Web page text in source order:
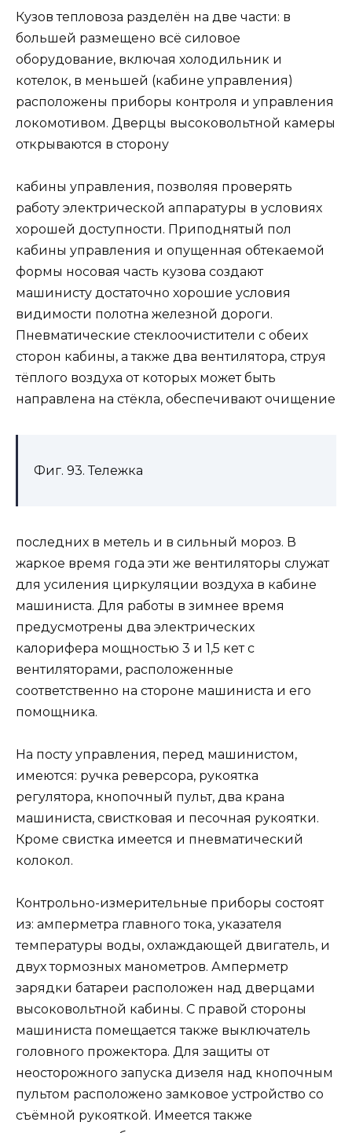
Кузов тепловоза разделён на две части: в
большей размещено всё силовое
оборудование, включая холодильник и
котелок, в меньшей (кабине управления)
расположены приборы контроля и управления
локомотивом. Дверцы высоковольтной камеры
открываются в сторону
кабины управления, позволяя проверять
работу электрической аппаратуры в условиях
хорошей доступности. Приподнятый пол
кабины управления и опущенная обтекаемой
формы носовая часть кузова создают
машинисту достаточно хорошие условия
видимости полотна железной дороги.
Пневматические стеклоочистители с обеих
сторон кабины, а также два вентилятора, струя
тёплого воздуха от которых может быть
направлена на стёкла, обеспечивают очищение
Фиг. 93. Тележка
последних в метель и в сильный мороз. В
жаркое время года эти же вентиляторы служат
для усиления циркуляции воздуха в кабине
машиниста. Для работы в зимнее время
предусмотрены два электрических
калорифера мощностью 3 и 1,5 кет с
вентиляторами, расположенные
соответственно на стороне машиниста и его
помощника.
На посту управления, перед машинистом,
имеются: ручка реверсора, рукоятка
регулятора, кнопочный пульт, два крана
машиниста, свистковая и песочная рукоятки.
Кроме свистка имеется и пневматический
колокол.
Контрольно-измерительные приборы состоят
из: амперметра главного тока, указателя
температуры воды, охлаждающей двигатель, и
двух тормозных манометров. Амперметр
зарядки батареи расположен над дверцами
высоковольтной кабины. С правой стороны
машиниста помещается также выключатель
головного прожектора. Для защиты от
неосторожного запуска дизеля над кнопочным
пультом расположено замковое устройство со
съёмной рукояткой. Имеется также